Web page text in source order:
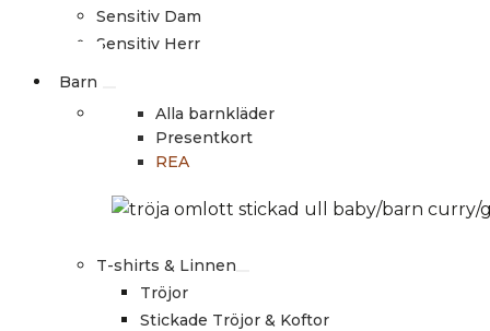
Sensitiv Dam
Sensitiv Herr
Barn
Alla barnkläder
Presentkort
REA
T-shirts & Linnen
Tröjor
Stickade Tröjor & Koftor